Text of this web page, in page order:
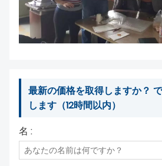
我々に連絡し
私たちについて
最新の価格を取得しますか？
します（12時間以内）
名 :